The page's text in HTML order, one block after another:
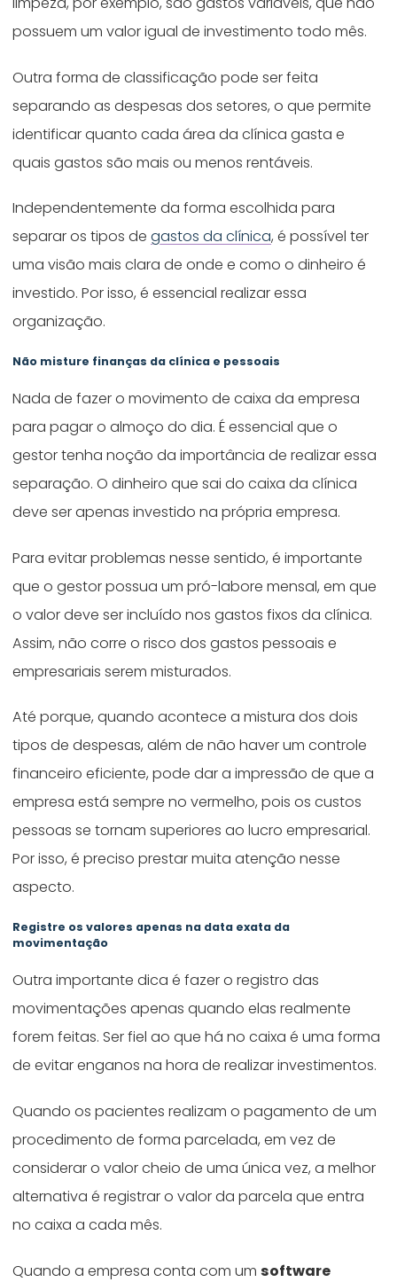
possuem um valor igual de investimento todo mês.
Outra forma de classificação pode ser feita
separando as despesas dos setores, o que permite
identificar quanto cada área da clínica gasta e
quais gastos são mais ou menos rentáveis.
Independentemente da forma escolhida para
separar os tipos degastos da clínica, é possível ter
uma visão mais clara de onde e como o dinheiro é
investido. Por isso, é essencial realizar essa
organização.
Não misture finanças da clínica e pessoais
Nada de fazer o movimento de caixa da empresa
para pagar o almoço do dia. É essencial que o
gestor tenha noção da importância de realizar essa
separação. O dinheiro que sai do caixa da clínica
deve ser apenas investido na própria empresa.
Para evitar problemas nesse sentido, é importante
que o gestor possua um pró-labore mensal, em que
o valor deve ser incluído nos gastos fixos da clínica.
Assim, não corre o risco dos gastos pessoais e
empresariais serem misturados.
Até porque, quando acontece a mistura dos dois
tipos de despesas, além de não haver um controle
financeiro eficiente, pode dar a impressão de que a
empresa está sempre no vermelho, pois os custos
pessoas se tornam superiores ao lucro empresarial.
Por isso, é preciso prestar muita atenção nesse
aspecto.
Registre os valores apenas na data exata da
movimentação
Outra importante dica é fazer o registro das
movimentações apenas quando elas realmente
forem feitas. Ser fiel ao que há no caixa é uma forma
de evitar enganos na hora de realizar investimentos.
Quando os pacientes realizam o pagamento de um
procedimento de forma parcelada, em vez de
considerar o valor cheio de uma única vez, a melhor
alternativa é registrar o valor da parcela que entra
no caixa a cada mês.
Quando a empresa conta com umsoftware